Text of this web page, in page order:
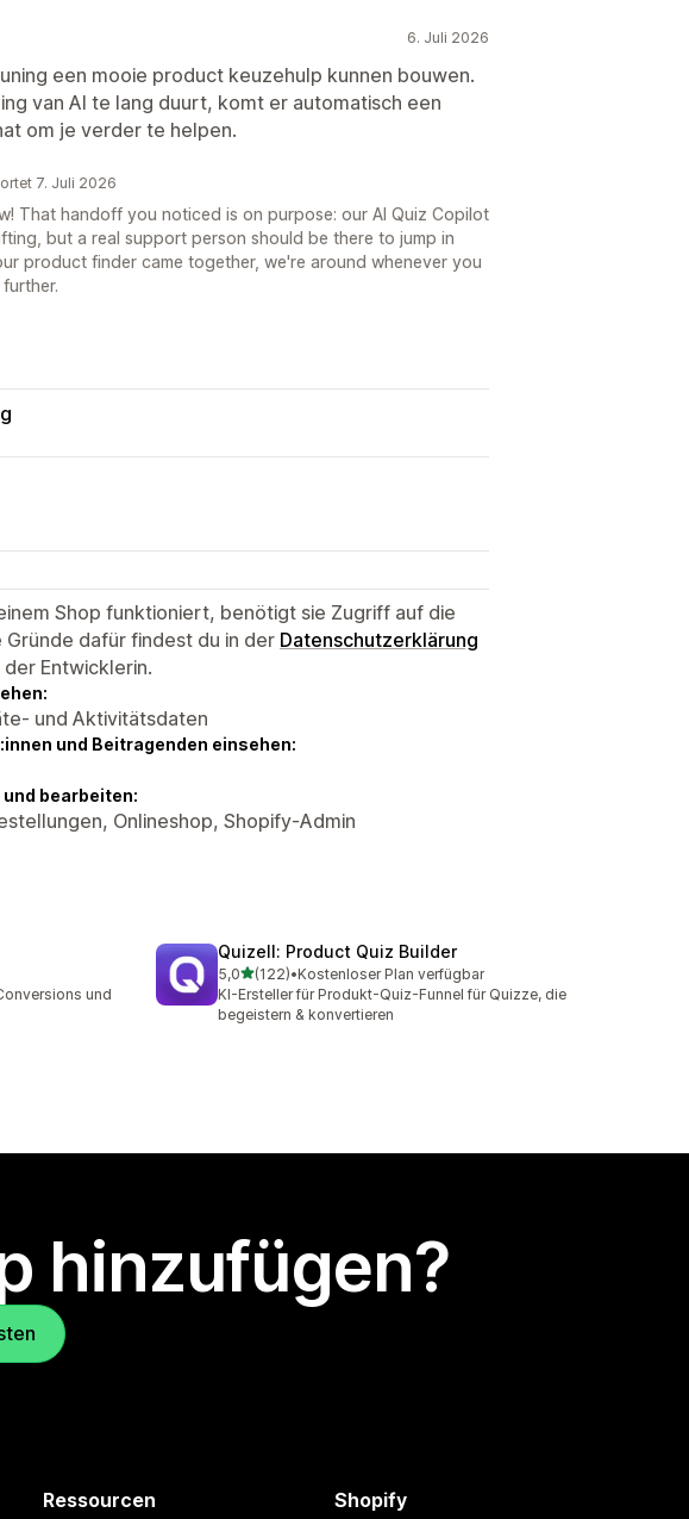
6. Juli 2026
een mooie product keuzehulp kunnen bouwen.
van AI te lang duurt, komt er automatisch een
om je verder te helpen.
7. Juli 2026
That handoff you noticed is on purpose: our AI Quiz Copilot
but a real support person should be there to jump in
product finder came together, we're around whenever you
Shop funktioniert, benötigt sie Zugriff auf die
dafür findest du in der Datenschutzerklärung
Entwicklerin.
und Aktivitätsdaten
und Beitragenden einsehen:
bearbeiten:
Onlineshop, Shopify-Admin
und
Quizell: Product Quiz Builder
5,0von 5 Sternen
(122)
122 Rezensionen insgesamt
•Kostenloser Plan verfügbar
KI-Ersteller für Produkt-Quiz-Funnel für Quizze, die
begeistern & konvertieren
hinzufügen?
Ressourcen Shopify